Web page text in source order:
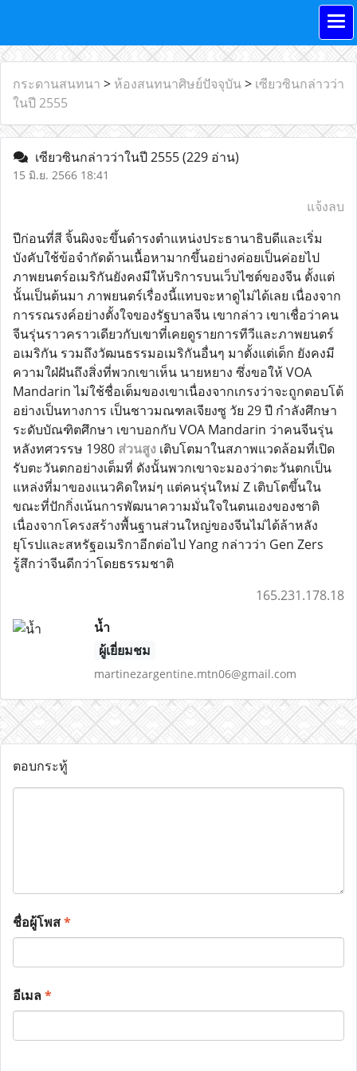
กระดานสนทนา > ห้องสนทนาศิษย์ปัจจุบัน> เซียวซินกล่าวว่า
ในปี 2555
เซียวซินกล่าวว่าในปี 2555(229 อ่าน)
15 มิ.ย. 2566 18:41
แจ้งลบ
ปีก่อนที่สี จิ้นผิงจะขึ้นดำรงตำแหน่งประธานาธิบดีและเริ่ม
บังคับใช้ข้อจำกัดด้านเนื้อหามากขึ้นอย่างค่อยเป็นค่อยไป
ภาพยนตร์อเมริกันยังคงมีให้บริการบนเว็บไซต์ของจีน ตั้งแต่
นั้นเป็นต้นมา ภาพยนตร์เรื่องนี้แทบจะหาดูไม่ได้เลย เนื่องจาก
การรณรงค์อย่างตั้งใจของรัฐบาลจีน เขากล่าว เขาเชื่อว่าคน
จีนรุ่นราวคราวเดียวกับเขาที่เคยดูรายการทีวีและภาพยนตร์
อเมริกัน รวมถึงวัฒนธรรมอเมริกันอื่นๆ มาตั้งแต่เด็ก ยังคงมี
ความใฝ่ฝันถึงสิ่งที่พวกเขาเห็น นายหยาง ซึ่งขอให้ VOA
Mandarin ไม่ใช้ชื่อเต็มของเขาเนื่องจากเกรงว่าจะถูกตอบโต้
อย่างเป็นทางการ เป็นชาวมณฑลเจียงซู วัย 29 ปี กำลังศึกษา
ระดับบัณฑิตศึกษา เขาบอกกับ VOA Mandarin ว่าคนจีนรุ่น
หลังทศวรรษ 1980 ส่วนสูง เติบโตมาในสภาพแวดล้อมที่เปิด
รับตะวันตกอย่างเต็มที่ ดังนั้นพวกเขาจะมองว่าตะวันตกเป็น
แหล่งที่มาของแนวคิดใหม่ๆ แต่คนรุ่นใหม่ Z เติบโตขึ้นใน
ขณะที่ปักกิ่งเน้นการพัฒนาความมั่นใจในตนเองของชาติ
เนื่องจากโครงสร้างพื้นฐานส่วนใหญ่ของจีนไม่ได้ล้าหลัง
ยุโรปและสหรัฐอเมริกาอีกต่อไป Yang กล่าวว่า Gen Zers
รู้สึกว่าจีนดีกว่าโดยธรรมชาติ
165.231.178.18
น้ำ
ผู้เยี่ยมชม
martinezargentine.mtn06@gmail.com
ตอบกระทู้
ชื่อผู้โพส*
อีเมล*